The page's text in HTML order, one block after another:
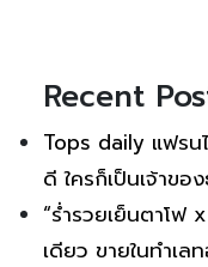
Recent
Tops daily แฟรน
ดี ใครก็เป็นเจ้าขอ
“ร่ำรวยเย็นตาโฟ
เดียว ขายในทำเ